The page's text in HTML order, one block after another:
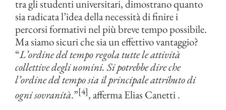
tra gli studenti universitari, dimostrano quanto
sia radicata l’idea della necessità di finire i
percorsi formativi nel più breve tempo possibile.
Ma siamo sicuri che sia un effettivo vantaggio?
“L’ordine del tempo regola tutte le attività
collettive degli uomini. Si potrebbe dire che
l’ordine del tempo sia il principale attributo di
ogni sovranità.”[4], afferma Elias Canetti .